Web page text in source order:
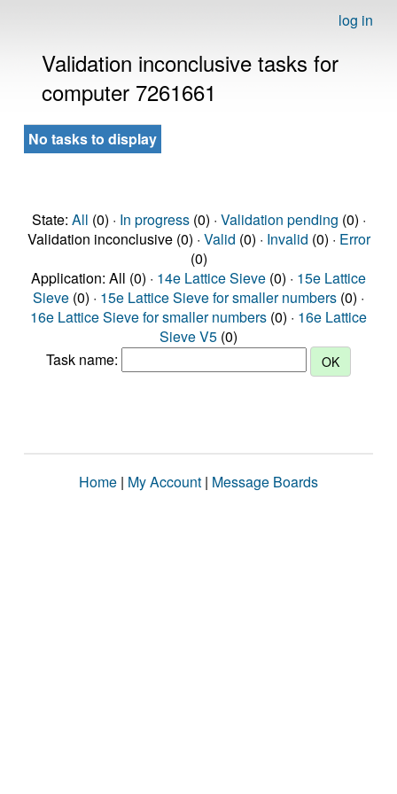
log in
Validation inconclusive tasks for
computer 7261661
No tasks to display
State: All (0) · In progress(0) · Validation pending (0) ·
Validation inconclusive (0) · Valid (0) · Invalid (0) · Error
(0)
Application: All (0) · 14e Lattice Sieve (0) · 15e Lattice
Sieve (0) · 15e Lattice Sieve for smaller numbers (0) ·
16e Lattice Sieve for smaller numbers (0) · 16e Lattice
Sieve V5 (0)
Task name:
Home | My Account | Message Boards